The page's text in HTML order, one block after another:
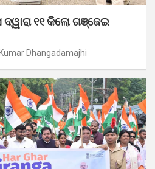
୧୧ କିଲୋ ଗଞ୍ଜେଇ
Dhangadamajhi